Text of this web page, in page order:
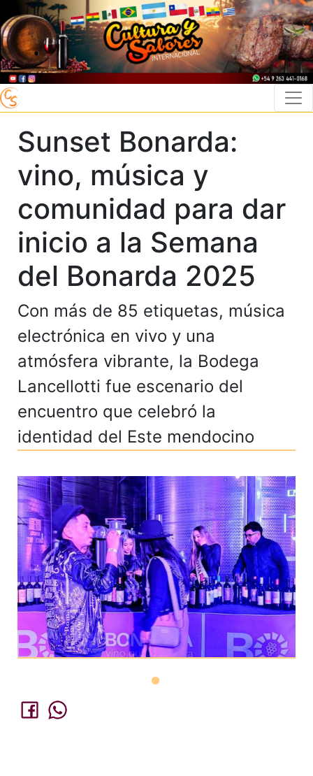
Sunset Bonarda:
vino, música y
comunidad para dar
inicio a la Semana
del Bonarda 2025
Con más de 85 etiquetas, música
electrónica en vivo y una
atmósfera vibrante, la Bodega
Lancellotti fue escenario del
encuentro que celebró la
identidad del Este mendocino